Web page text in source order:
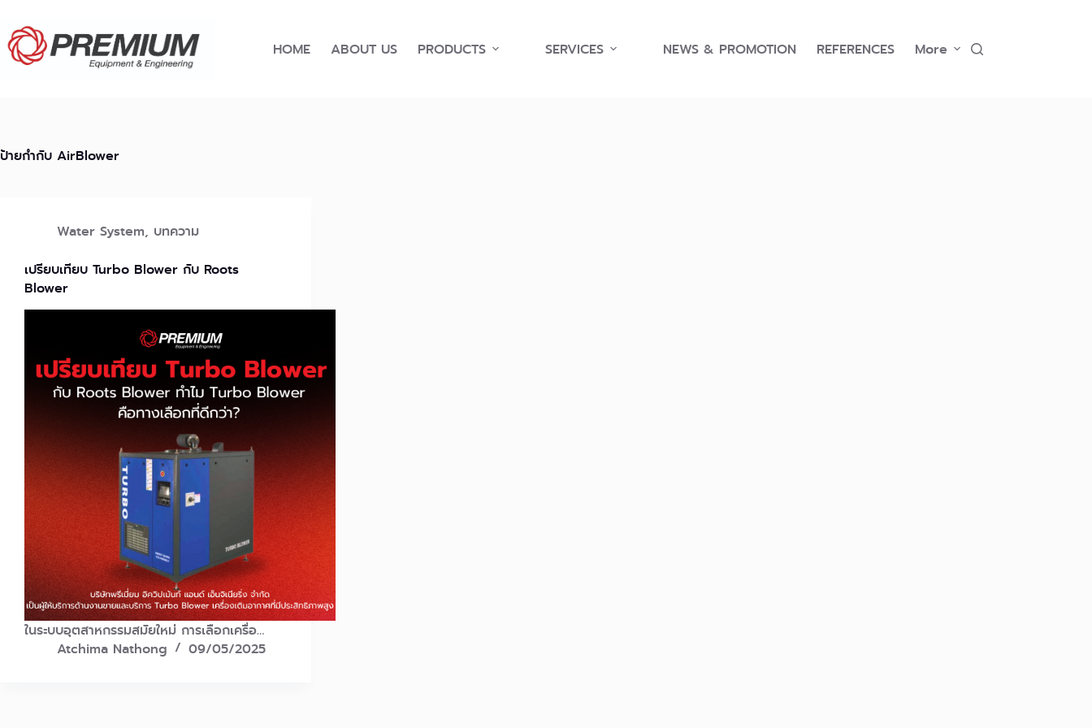
content
HOME ABOUT US PRODUCTS SERVICES NEWS & PROMOTION REFERENCES More
ป้ายกำกับ AirBlower
Water System, บทความ
เปรียบเทียบ Turbo Blower กับ Roots
Blower
ในระบบอุตสาหกรรมสมัยใหม่ การเลือกเครื่อ…
Atchima Nathong
09/05/2025